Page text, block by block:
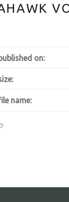
on:
name: